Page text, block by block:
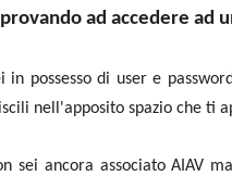
ad accedere ad
in possesso di user e
nell'apposito spazio che ti
sei ancora associato AIAV